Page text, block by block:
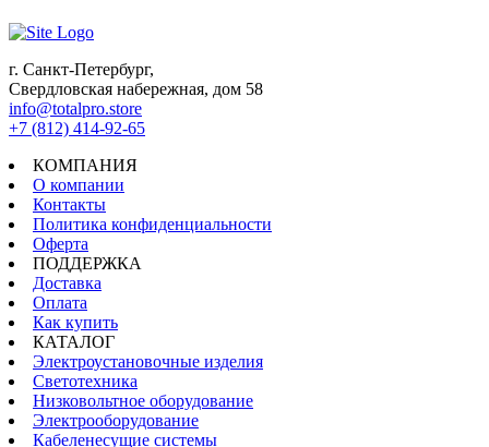
г. Санкт-Петербург,
Свердловская набережная, дом 58
info@totalpro.store
+7 (812) 414-92-65
КОМПАНИЯ
О компании
Контакты
Политика конфиденциальности
Оферта
ПОДДЕРЖКА
Доставка
Оплата
Как купить
КАТАЛОГ
Электроустановочные изделия
Светотехника
Низковольтное оборудование
Электрооборудование
Кабеленесущие системы